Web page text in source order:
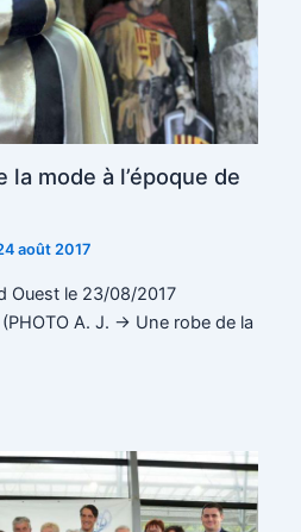
mode à l’époque de
août 2017
Ouest le 23/08/2017
A. J. -> Une robe de la